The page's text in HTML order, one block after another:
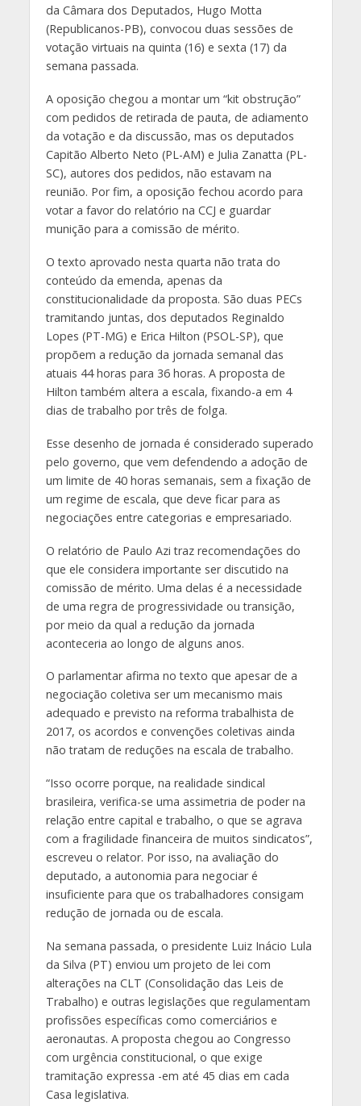
da Câmara dos Deputados, Hugo Motta
(Republicanos-PB), convocou duas sessões de
votação virtuais na quinta (16) e sexta (17) da
semana passada.
A oposição chegou a montar um “kit obstrução”
com pedidos de retirada de pauta, de adiamento
da votação e da discussão, mas os deputados
Capitão Alberto Neto (PL-AM) e Julia Zanatta (PL-
SC), autores dos pedidos, não estavam na
reunião. Por fim, a oposição fechou acordo para
votar a favor do relatório na CCJ e guardar
munição para a comissão de mérito.
O texto aprovado nesta quarta não trata do
conteúdo da emenda, apenas da
constitucionalidade da proposta. São duas PECs
tramitando juntas, dos deputados Reginaldo
Lopes (PT-MG) e Erica Hilton (PSOL-SP), que
propõem a redução da jornada semanal das
atuais 44 horas para 36 horas. A proposta de
Hilton também altera a escala, fixando-a em 4
dias de trabalho por três de folga.
Esse desenho de jornada é considerado superado
pelo governo, que vem defendendo a adoção de
um limite de 40 horas semanais, sem a fixação de
um regime de escala, que deve ficar para as
negociações entre categorias e empresariado.
O relatório de Paulo Azi traz recomendações do
que ele considera importante ser discutido na
comissão de mérito. Uma delas é a necessidade
de uma regra de progressividade ou transição,
por meio da qual a redução da jornada
aconteceria ao longo de alguns anos.
O parlamentar afirma no texto que apesar de a
negociação coletiva ser um mecanismo mais
adequado e previsto na reforma trabalhista de
2017, os acordos e convenções coletivas ainda
não tratam de reduções na escala de trabalho.
“Isso ocorre porque, na realidade sindical
brasileira, verifica-se uma assimetria de poder na
relação entre capital e trabalho, o que se agrava
com a fragilidade financeira de muitos sindicatos”,
escreveu o relator. Por isso, na avaliação do
deputado, a autonomia para negociar é
insuficiente para que os trabalhadores consigam
redução de jornada ou de escala.
Na semana passada, o presidente Luiz Inácio Lula
da Silva (PT) enviou um projeto de lei com
alterações na CLT (Consolidação das Leis de
Trabalho) e outras legislações que regulamentam
profissões específicas como comerciários e
aeronautas. A proposta chegou ao Congresso
com urgência constitucional, o que exige
tramitação expressa -em até 45 dias em cada
Casa legislativa.